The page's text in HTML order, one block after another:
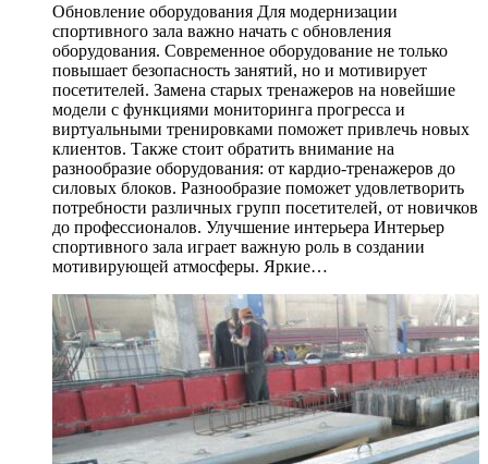
Обновление оборудования Для модернизации
спортивного зала важно начать с обновления
оборудования. Современное оборудование не только
повышает безопасность занятий, но и мотивирует
посетителей. Замена старых тренажеров на новейшие
модели с функциями мониторинга прогресса и
виртуальными тренировками поможет привлечь новых
клиентов. Также стоит обратить внимание на
разнообразие оборудования: от кардио-тренажеров до
силовых блоков. Разнообразие поможет удовлетворить
потребности различных групп посетителей, от новичков
до профессионалов. Улучшение интерьера Интерьер
спортивного зала играет важную роль в создании
мотивирующей атмосферы. Яркие…